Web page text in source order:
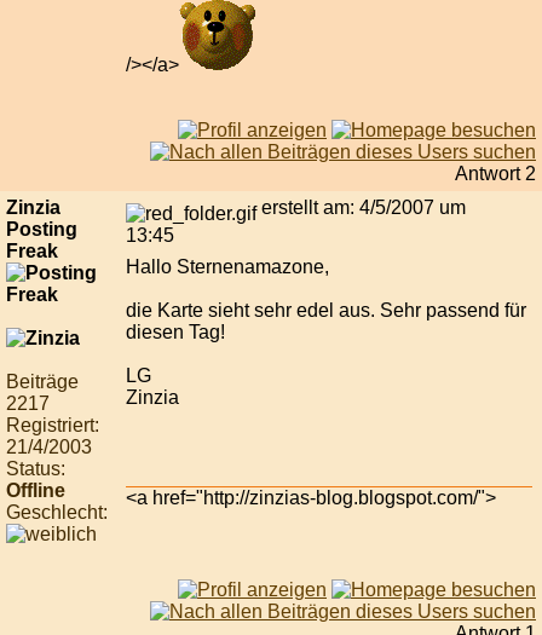
/></a>
Antwort 2
Zinzia
Posting
Freak
Beiträge
2217
Registriert:
21/4/2003
Status:
Offline
Geschlecht:
erstellt am: 4/5/2007 um
13:45
Hallo Sternenamazone,
die Karte sieht sehr edel aus. Sehr passend für
diesen Tag!
LG
Zinzia
<a href="http://zinzias-blog.blogspot.com/">